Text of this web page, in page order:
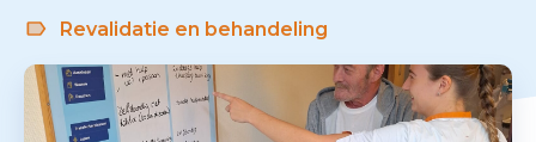
Revalidatie en behandeling